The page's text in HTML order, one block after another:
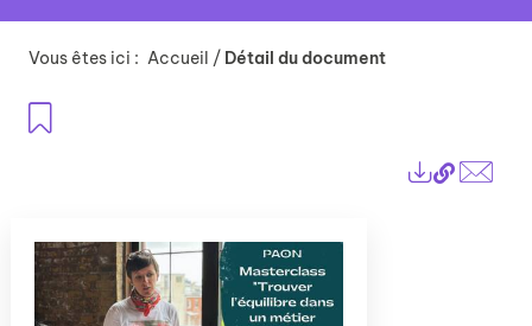
Vous êtes ici : Accueil / Détail du document
Lien